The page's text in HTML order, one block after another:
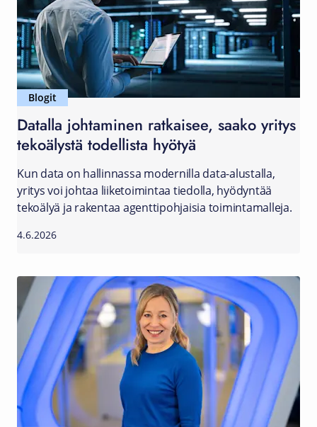
Blogit
Datalla johtaminen ratkaisee, saako yritys
tekoälystä todellista hyötyä
Kun data on hallinnassa modernilla data-alustalla,
yritys voi johtaa liiketoimintaa tiedolla, hyödyntää
tekoälyä ja rakentaa agenttipohjaisia toimintamalleja.
4.6.2026